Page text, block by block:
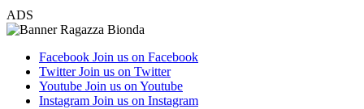
ADS
Facebook Join us on Facebook
Twitter Join us on Twitter
Youtube Join us on Youtube
Instagram Join us on Instagram